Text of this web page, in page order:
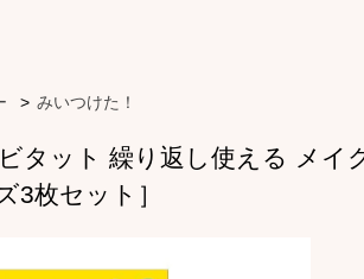
> みいつけた！
タット 繰り返し使える メイ
3枚セット］